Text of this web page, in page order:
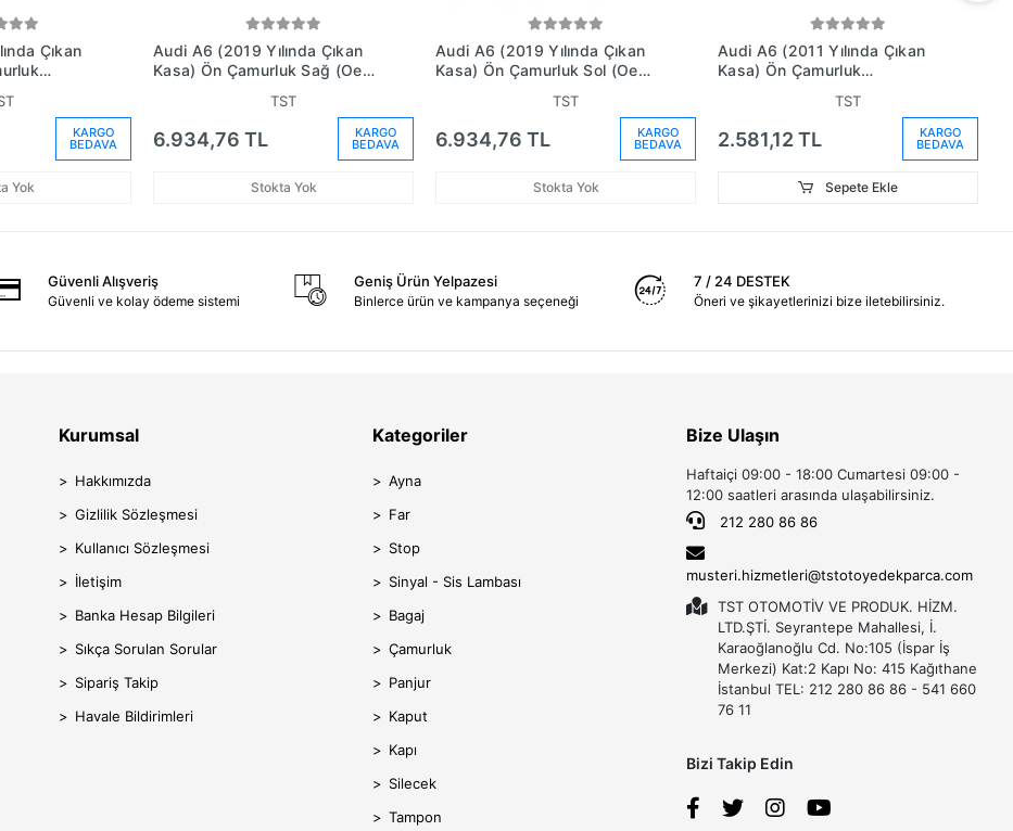
Çıkan
KARGO
BEDAVA
Yok
Audi A6 (2019 Yılında Çıkan
Kasa) Ön Çamurluk Sağ (Oem
TST
6.934,76 TL KARGO
BEDAVA
Stokta Yok
Audi A6 (2019 Yılında Çıkan
Kasa) Ön Çamurluk Sol (Oem
TST
6.934,76 TL KARGO
BEDAVA
Stokta Yok
Audi A6 (2011 Yılında Çıkan
Kasa) Ön Çamurluk
(Oem No: 4G0853888C)
TST
2.581,12 TL KARGO
BEDAVA
Sepete Ekle
Güvenli Alışveriş
Güvenli ve kolay ödeme sistemi
Geniş Ürün Yelpazesi
Binlerce ürün ve kampanya seçeneği
7 / 24 DESTEK
Öneri ve şikayetlerinizi bize iletebilirsiniz.
Kurumsal
Hakkımızda
Gizlilik Sözleşmesi
Kullanıcı Sözleşmesi
İletişim
Banka Hesap Bilgileri
Sıkça Sorulan Sorular
Sipariş Takip
Havale Bildirimleri
Kategoriler
Ayna
Far
Stop
Sinyal - Sis Lambası
Bagaj
Çamurluk
Panjur
Kaput
Kapı
Silecek
Tampon
Bize Ulaşın
Haftaiçi 09:00 - 18:00 Cumartesi 09:00 -
12:00 saatleri arasında ulaşabilirsiniz.
212 280 86 86
musteri.hizmetleri@tstotoyedekparca.com
TST OTOMOTİV VE PRODUK. HİZM.
LTD.ŞTİ. Seyrantepe Mahallesi, İ.
Karaoğlanoğlu Cd. No:105 (İspar İş
Merkezi) Kat:2 Kapı No: 415 Kağıthane
İstanbul TEL: 212 280 86 86 - 541 660
76 11
Bizi Takip Edin